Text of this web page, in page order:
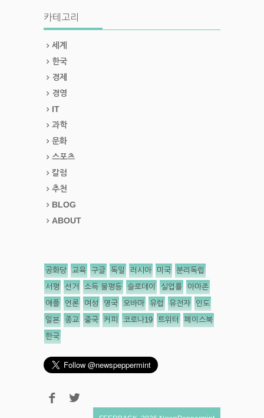
카테고리
세계
한국
경제
경영
IT
과학
문화
스포츠
칼럼
추천
BLOG
ABOUT
공화당 교육 구글 독일 러시아 미국 분리독립
서평 선거 소득 불평등 슬로데이 실업률 아마존
애플 언론 여성 영국 오바마 유럽 유전자 인도
일본 종교 중국 커피 코로나19 트위터 페이스북
한국